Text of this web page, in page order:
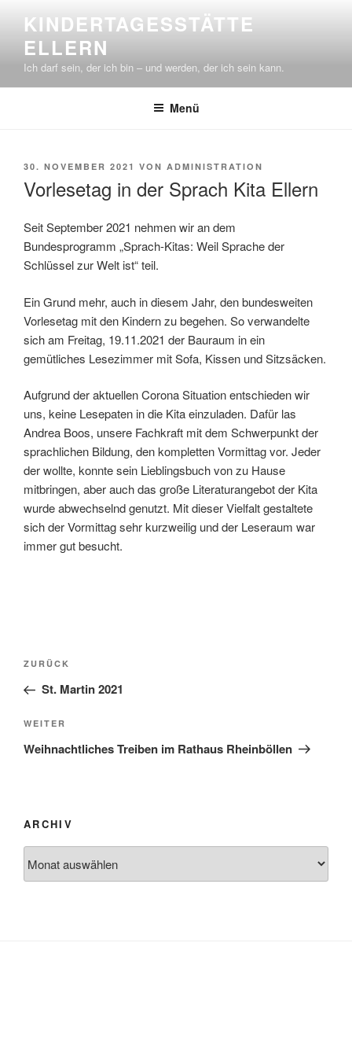
springen
KINDERTAGESSTÄTTE
ELLERN
Ich darf sein, der ich bin – und werden, der ich sein kann.
Menü
VERÖFFENTLICHT
30. NOVEMBER 2021 VON ADMINISTRATION
Vorlesetag in der Sprach Kita Ellern
Seit September 2021 nehmen wir an dem
Bundesprogramm „Sprach-Kitas: Weil Sprache der
Schlüssel zur Welt ist“ teil.
Ein Grund mehr, auch in diesem Jahr, den bundesweiten
Vorlesetag mit den Kindern zu begehen. So verwandelte
sich am Freitag, 19.11.2021 der Bauraum in ein
gemütliches Lesezimmer mit Sofa, Kissen und Sitzsäcken.
Aufgrund der aktuellen Corona Situation entschieden wir
uns, keine Lesepaten in die Kita einzuladen. Dafür las
Andrea Boos, unsere Fachkraft mit dem Schwerpunkt der
sprachlichen Bildung, den kompletten Vormittag vor. Jeder
der wollte, konnte sein Lieblingsbuch von zu Hause
mitbringen, aber auch das große Literaturangebot der Kita
wurde abwechselnd genutzt. Mit dieser Vielfalt gestaltete
sich der Vormittag sehr kurzweilig und der Leseraum war
immer gut besucht.
Beitragsnavigation
Vorheriger
Beitrag
ZURÜCK
St. Martin 2021
Nächster
Beitrag
WEITER
Weihnachtliches Treiben im Rathaus Rheinböllen
ARCHIV